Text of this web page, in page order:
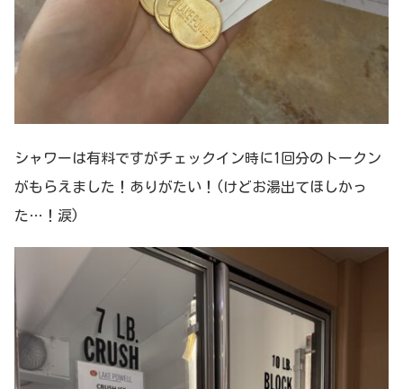
シャワーは有料ですがチェックイン時に1回分のトークン
がもらえました！ありがたい！(けどお湯出てほしかっ
た…！涙)